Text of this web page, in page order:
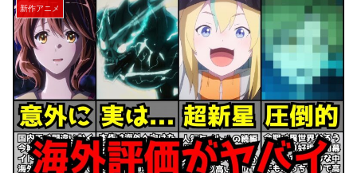
新作アニメ